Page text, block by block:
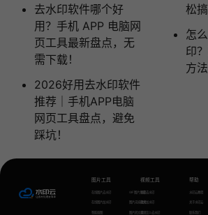
去水印软件哪个好
用？手机 APP 电脑网
页工具最新盘点，无
需下载！
2026好用去水印软件
推荐｜手机APP电脑
网页工具盘点，避免
踩坑！
松
怎
印
方
图片工具
在线图片去水印
在线图片加水印
智能抠图
GIF图片生成
图片无损放大
图片转文字
视频工具
视频去水印
视频加水印
视频怎么去水印
帮助
水印云教程
关于水印云
联系我们